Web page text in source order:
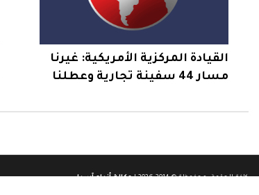
القيادة المركزية الأمريكية: غيرنا
مسار 44 سفينة تجارية وعطلنا
استئناف حصار إيران
كافة الحقوق محفوظة © 2014-2026 | وكالة أنباء آسيا.